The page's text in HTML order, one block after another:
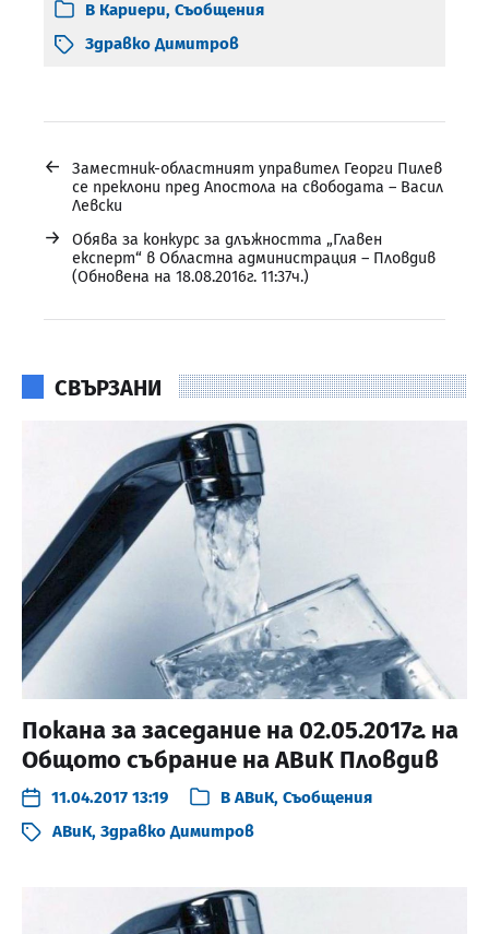
В Кариери, Съобщения
Здравко Димитров
←
Заместник-областният управител Георги Пилев
се преклони пред Апостола на свободата – Васил
Левски
→
Обява за конкурс за длъжността „Главен
експерт“ в Областна администрация – Пловдив
(Обновена на 18.08.2016г. 11:37ч.)
СВЪРЗАНИ
Покана за заседание на 02.05.2017г. на
Общото събрание на АВиК Пловдив
11.04.2017 13:19 В АВиК, Съобщения
АВиК, Здравко Димитров